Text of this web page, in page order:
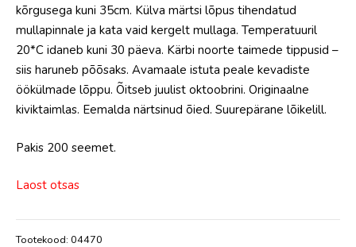
kõrgusega kuni 35cm. Külva märtsi lõpus tihendatud
mullapinnale ja kata vaid kergelt mullaga. Temperatuuril
20*C idaneb kuni 30 päeva. Kärbi noorte taimede tippusid –
siis haruneb põõsaks. Avamaale istuta peale kevadiste
öökülmade lõppu. Õitseb juulist oktoobrini. Originaalne
kiviktaimlas. Eemalda närtsinud õied. Suurepärane lõikelill.
Pakis 200 seemet.
Laost otsas
Tootekood: 04470